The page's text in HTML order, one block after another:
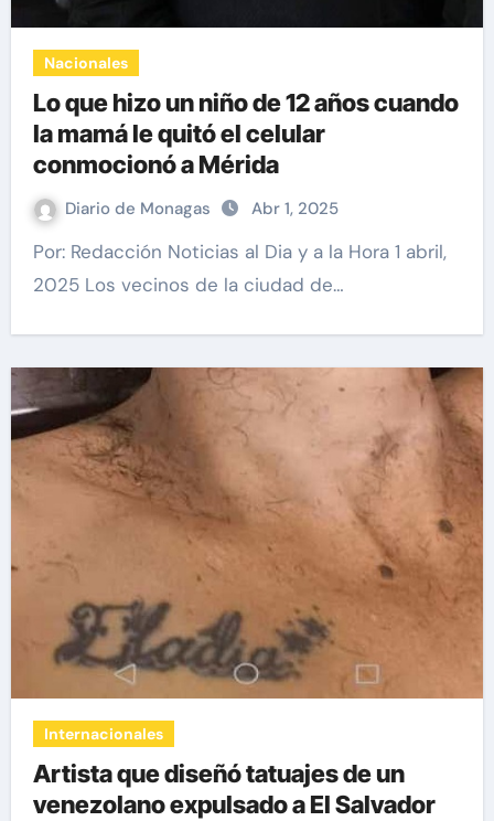
Nacionales
Lo que hizo un niño de 12 años cuando
la mamá le quitó el celular
conmocionó a Mérida
Diario de Monagas Abr 1, 2025
Por: Redacción Noticias al Dia y a la Hora 1 abril,
2025 Los vecinos de la ciudad de…
Internacionales
Artista que diseñó tatuajes de un
venezolano expulsado a El Salvador